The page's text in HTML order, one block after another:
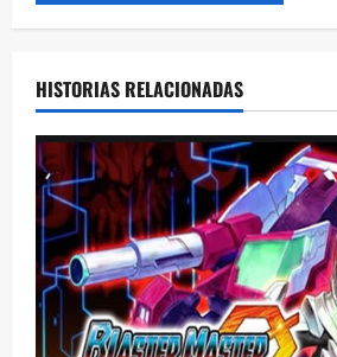
HISTORIAS RELACIONADAS